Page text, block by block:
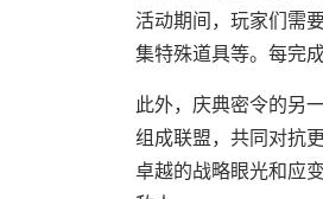
活动期间，玩家们需
集特殊道具等。每完
此外，庆典密令的另
组成联盟，共同对抗
卓越的战略眼光和应